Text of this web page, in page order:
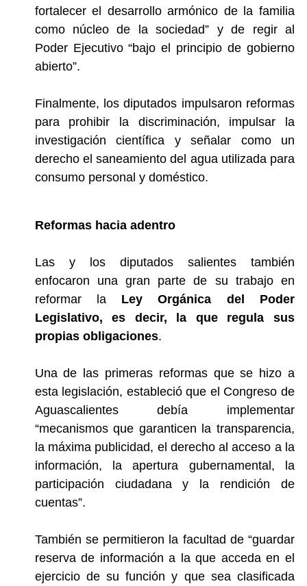
fortalecer el desarrollo armónico de la familia
como núcleo de la sociedad” y de regir al
Poder Ejecutivo “bajo el principio de gobierno
abierto”.
Finalmente, los diputados impulsaron reformas
para prohibir la discriminación, impulsar la
investigación científica y señalar como un
derecho el saneamiento del agua utilizada para
consumo personal y doméstico.
Reformas hacia adentro
Las y los diputados salientes también
enfocaron una gran parte de su trabajo en
reformar la Ley Orgánica del Poder
Legislativo, es decir, la que regula sus
propias obligaciones.
Una de las primeras reformas que se hizo a
esta legislación, estableció que el Congreso de
Aguascalientes debía implementar
“mecanismos que garanticen la transparencia,
la máxima publicidad, el derecho al acceso a la
información, la apertura gubernamental, la
participación ciudadana y la rendición de
cuentas”.
También se permitieron la facultad de “guardar
reserva de información a la que acceda en el
ejercicio de su función y que sea clasificada